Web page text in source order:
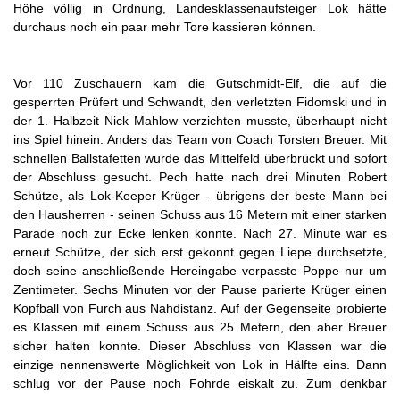
Höhe völlig in Ordnung, Landesklassenaufsteiger Lok hätte
durchaus noch ein paar mehr Tore kassieren können.
Vor 110 Zuschauern kam die Gutschmidt-Elf, die auf die
gesperrten Prüfert und Schwandt, den verletzten Fidomski und in
der 1. Halbzeit Nick Mahlow verzichten musste, überhaupt nicht
ins Spiel hinein. Anders das Team von Coach Torsten Breuer. Mit
schnellen Ballstafetten wurde das Mittelfeld überbrückt und sofort
der Abschluss gesucht. Pech hatte nach drei Minuten Robert
Schütze, als Lok-Keeper Krüger - übrigens der beste Mann bei
den Hausherren - seinen Schuss aus 16 Metern mit einer starken
Parade noch zur Ecke lenken konnte. Nach 27. Minute war es
erneut Schütze, der sich erst gekonnt gegen Liepe durchsetzte,
doch seine anschließende Hereingabe verpasste Poppe nur um
Zentimeter. Sechs Minuten vor der Pause parierte Krüger einen
Kopfball von Furch aus Nahdistanz. Auf der Gegenseite probierte
es Klassen mit einem Schuss aus 25 Metern, den aber Breuer
sicher halten konnte. Dieser Abschluss von Klassen war die
einzige nennenswerte Möglichkeit von Lok in Hälfte eins. Dann
schlug vor der Pause noch Fohrde eiskalt zu. Zum denkbar